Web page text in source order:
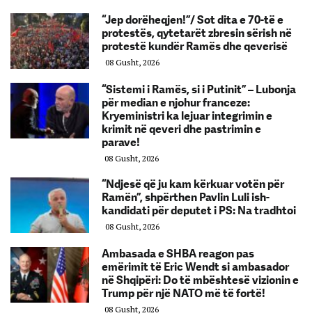
“Jep dorëheqjen!”/ Sot dita e 70-të e
protestës, qytetarët zbresin sërish në
protestë kundër Ramës dhe qeverisë
08 Gusht, 2026
“Sistemi i Ramës, si i Putinit” – Lubonja
për median e njohur franceze:
Kryeministri ka lejuar integrimin e
krimit në qeveri dhe pastrimin e
parave!
08 Gusht, 2026
“Ndjesë që ju kam kërkuar votën për
Ramën”, shpërthen Pavlin Luli ish-
kandidati për deputet i PS: Na tradhtoi
08 Gusht, 2026
Ambasada e SHBA reagon pas
emërimit të Eric Wendt si ambasador
në Shqipëri: Do të mbështesë vizionin e
Trump për një NATO më të fortë!
08 Gusht, 2026